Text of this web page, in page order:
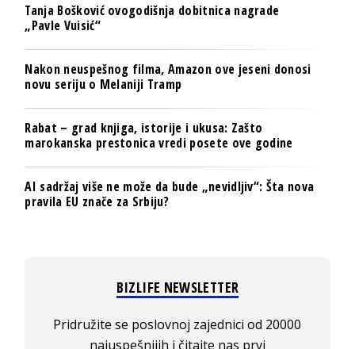
Tanja Bošković ovogodišnja dobitnica nagrade
„Pavle Vuisić“
Nakon neuspešnog filma, Amazon ove jeseni donosi
novu seriju o Melaniji Tramp
Rabat – grad knjiga, istorije i ukusa: Zašto
marokanska prestonica vredi posete ove godine
AI sadržaj više ne može da bude „nevidljiv“: Šta nova
pravila EU znače za Srbiju?
BIZLIFE NEWSLETTER
Pridružite se poslovnoj zajednici od 20000
najuspešnijih i čitajte nas prvi